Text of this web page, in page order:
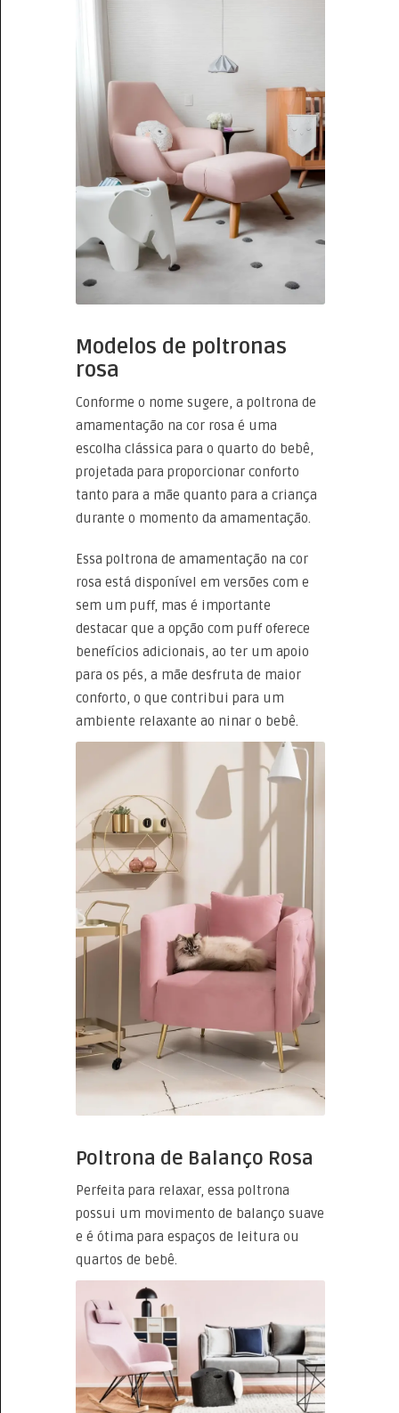
Modelos de poltronas
rosa
Conforme o nome sugere, a poltrona de
amamentação na cor rosa é uma
escolha clássica para o quarto do bebê,
projetada para proporcionar conforto
tanto para a mãe quanto para a criança
durante o momento da amamentação.
Essa poltrona de amamentação na cor
rosa está disponível em versões com e
sem um puff, mas é importante
destacar que a opção com puff oferece
benefícios adicionais, ao ter um apoio
para os pés, a mãe desfruta de maior
conforto, o que contribui para um
ambiente relaxante ao ninar o bebê.
Poltrona de Balanço Rosa
Perfeita para relaxar, essa poltrona
possui um movimento de balanço suave
e é ótima para espaços de leitura ou
quartos de bebê.